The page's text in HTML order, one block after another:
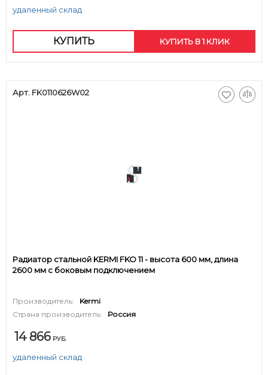
удаленный склад
КУПИТЬ КУПИТЬ В 1 КЛИК
Арт. FK0110626W02
Радиатор стальной KERMI FKO 11 - высота 600 мм, длина
2600 мм с боковым подключением
Производитель:
Kermi
Страна производитель:
Россия
14 866 РУБ.
удаленный склад